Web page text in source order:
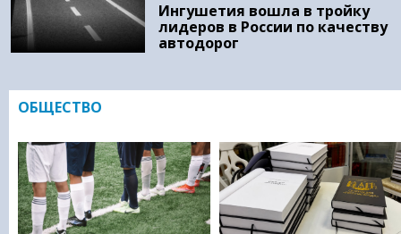
Ингушетия вошла в тройку
лидеров в России по качеству
автодорог
ОБЩЕСТВО